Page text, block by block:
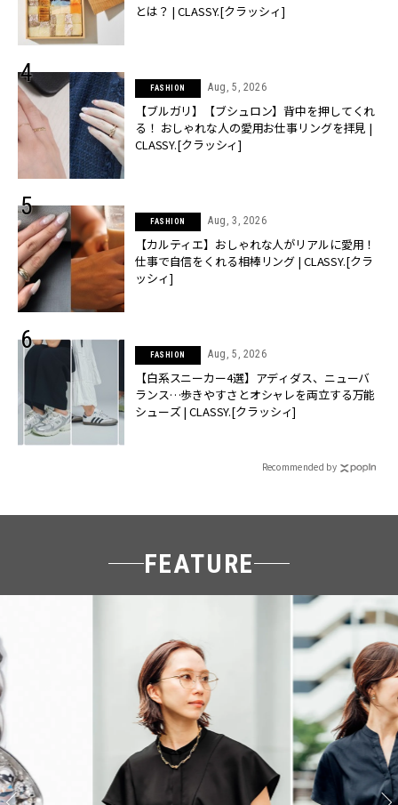
とは？ | CLASSY.[クラッシィ]
FASHION Aug, 5, 2026
【ブルガリ】【ブシュロン】背中を押してくれ
る！ おしゃれな人の愛用お仕事リングを拝見 |
CLASSY.[クラッシィ]
FASHION Aug, 3, 2026
【カルティエ】おしゃれな人がリアルに愛用！
仕事で自信をくれる相棒リング | CLASSY.[クラ
ッシィ]
FASHION Aug, 5, 2026
【白系スニーカー4選】アディダス、ニューバ
ランス…歩きやすさとオシャレを両立する万能
シューズ | CLASSY.[クラッシィ]
Recommended by
FEATURE